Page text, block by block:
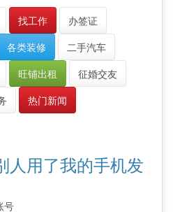
找工作
办签证
各类装修
二手汽车
旺铺出租
征婚交友
热门新闻
人用了我的手机发
号